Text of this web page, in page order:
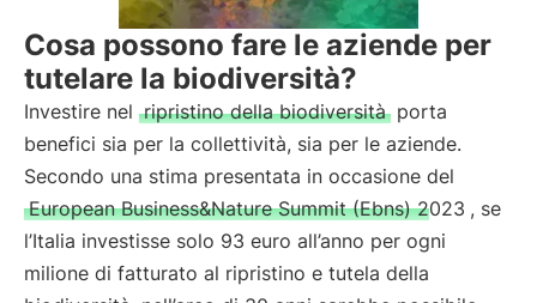
Cosa possono fare le aziende per
tutelare la biodiversità?
Investire nel ripristino della biodiversità porta
benefici sia per la collettività, sia per le aziende.
Secondo una stima presentata in occasione del
European Business&Nature Summit (Ebns) 2023 , se
l’Italia investisse solo 93 euro all’anno per ogni
milione di fatturato al ripristino e tutela della